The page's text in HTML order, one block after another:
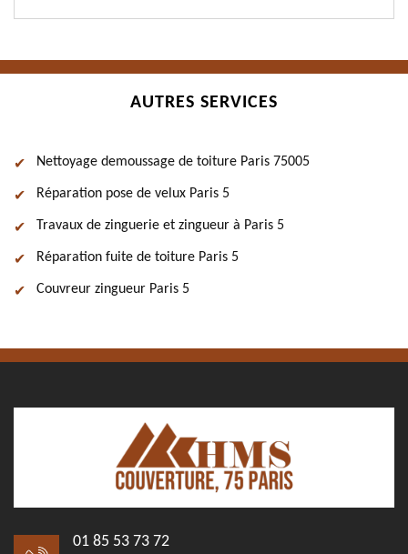
AUTRES SERVICES
Nettoyage demoussage de toiture Paris 75005
Réparation pose de velux Paris 5
Travaux de zinguerie et zingueur à Paris 5
Réparation fuite de toiture Paris 5
Couvreur zingueur Paris 5
01 85 53 73 72